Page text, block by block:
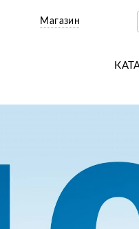
Магазин